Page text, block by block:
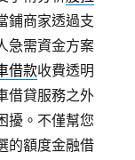
鋪商家透過支
急需資金方案
借款收費透明
借貸服務之外
擾。不僅幫您
的額度金融借